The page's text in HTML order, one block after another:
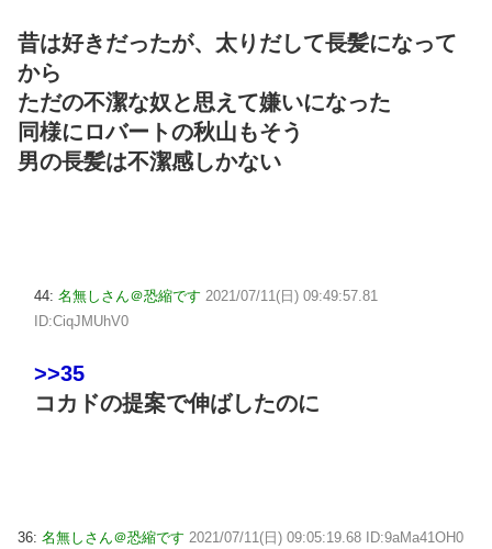
昔は好きだったが、太りだして長髪になって
から
ただの不潔な奴と思えて嫌いになった
同様にロバートの秋山もそう
男の長髪は不潔感しかない
44: 名無しさん＠恐縮です 2021/07/11(日) 09:49:57.81
ID:CiqJMUhV0
>>35
コカドの提案で伸ばしたのに
36: 名無しさん＠恐縮です 2021/07/11(日) 09:05:19.68 ID:9aMa41OH0